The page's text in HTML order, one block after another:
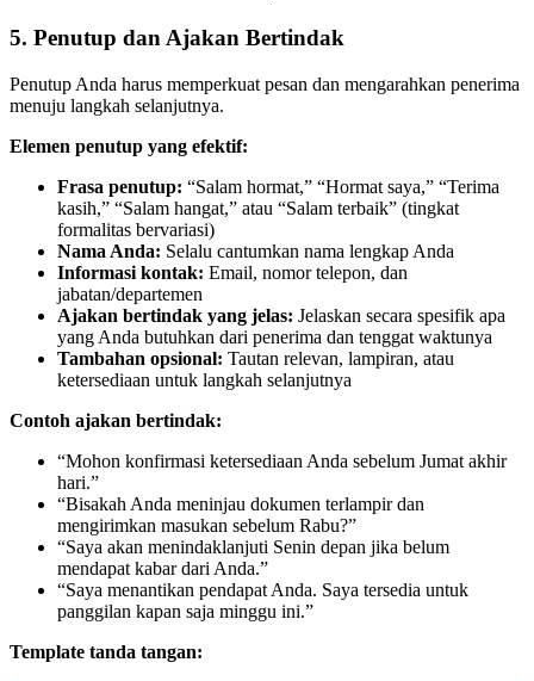
5. Penutup dan Ajakan Bertindak
Penutup Anda harus memperkuat pesan dan mengarahkan penerima
menuju langkah selanjutnya.
Elemen penutup yang efektif:
Frasa penutup: “Salam hormat,” “Hormat saya,” “Terima
kasih,” “Salam hangat,” atau “Salam terbaik” (tingkat
formalitas bervariasi)
Nama Anda: Selalu cantumkan nama lengkap Anda
Informasi kontak: Email, nomor telepon, dan
jabatan/departemen
Ajakan bertindak yang jelas: Jelaskan secara spesifik apa
yang Anda butuhkan dari penerima dan tenggat waktunya
Tambahan opsional: Tautan relevan, lampiran, atau
ketersediaan untuk langkah selanjutnya
Contoh ajakan bertindak:
“Mohon konfirmasi ketersediaan Anda sebelum Jumat akhir
hari.”
“Bisakah Anda meninjau dokumen terlampir dan
mengirimkan masukan sebelum Rabu?”
“Saya akan menindaklanjuti Senin depan jika belum
mendapat kabar dari Anda.”
“Saya menantikan pendapat Anda. Saya tersedia untuk
panggilan kapan saja minggu ini.”
Template tanda tangan: